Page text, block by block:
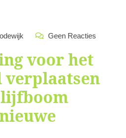
Geen Reacties
voor het
verplaatsen